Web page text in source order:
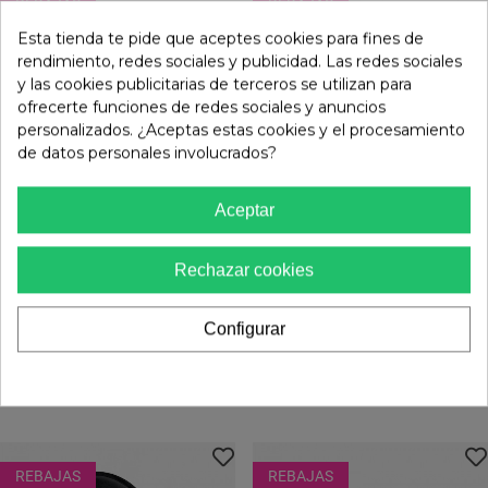
REBAJAS
Sandalia Plana De Mujer Tipo
Ergonómica Beige VAS 60-
36,00 €
39,99 €
REBAJAS
VAS
Sandalia Plana De Mujer VAS
Mediterráneo
59,99 €
REBAJAS REBAJAS
Esta tienda te pide que aceptes cookies para fines de
rendimiento, redes sociales y publicidad. Las redes sociales
y las cookies publicitarias de terceros se utilizan para
ofrecerte funciones de redes sociales y anuncios
personalizados. ¿Aceptas estas cookies y el procesamiento
de datos personales involucrados?
Aceptar
Rechazar cookies
Configurar